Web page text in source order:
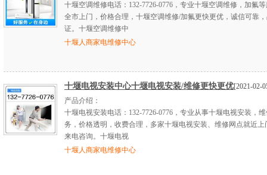
十堰空调维修电话：132-7726-0776，专业十堰空调维修，加氟
全市上门，价格合理，十堰空调维修/加氟更快更优，诚信可靠
证。十堰空调维修中
十堰人商家电维修中心
十堰电视安装中心十堰电视安装/维修更快更优[2021-02-
产品介绍：
十堰电视安装电话：132-7726-0776，专业从事十堰电视安装，
务，价格透明，收费合理，多家十堰电视安装、维修网点就近上
来电咨询。十堰电视
十堰人商家电维修中心